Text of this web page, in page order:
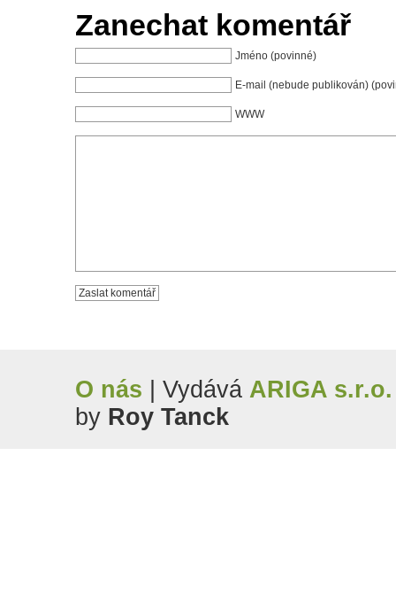
Zanechat komentář
Jméno (povinné)
E-mail (nebude publikován)
WWW
O nás | Vydává ARIGA s.r.o.
by Roy Tanck